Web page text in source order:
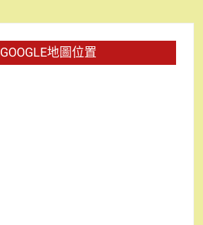
GOOGLE地圖位置